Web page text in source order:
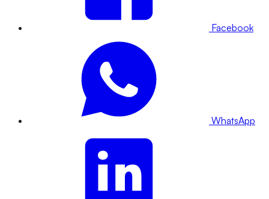
Facebook
WhatsApp